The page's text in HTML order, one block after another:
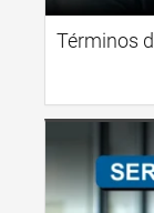
Términos